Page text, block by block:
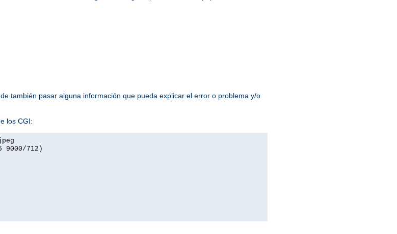
también pasar alguna información que pueda explicar el error o problema y/o
los CGI:
9000/712)